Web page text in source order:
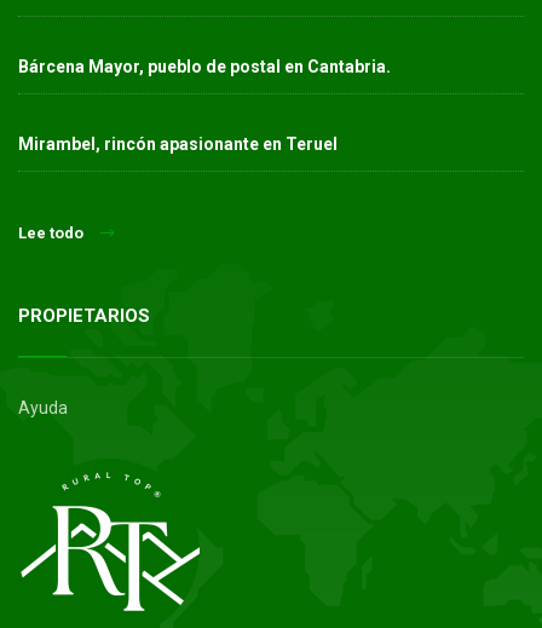
Bárcena Mayor, pueblo de postal en Cantabria.
Mirambel, rincón apasionante en Teruel
Lee todo
PROPIETARIOS
Ayuda